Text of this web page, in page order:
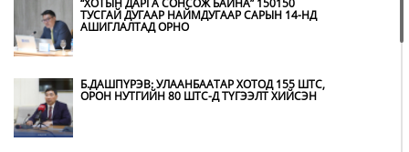
“ХОТЫН ДАРГА СОНСОЖ БАЙНА” 150150
ТУСГАЙ ДУГААР НАЙМДУГААР САРЫН 14-НД
АШИГЛАЛТАД ОРНО
Б.ДАШПҮРЭВ: УЛААНБААТАР ХОТОД 155 ШТС,
ОРОН НУТГИЙН 80 ШТС-Д ТҮГЭЭЛТ ХИЙСЭН